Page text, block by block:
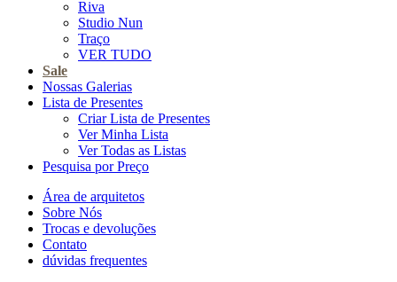
Riva
Studio Nun
Traço
VER TUDO
Sale
Nossas Galerias
Lista de Presentes
Criar Lista de Presentes
Ver Minha Lista
Ver Todas as Listas
Pesquisa por Preço
Área de arquitetos
Sobre Nós
Trocas e devoluções
Contato
dúvidas frequentes